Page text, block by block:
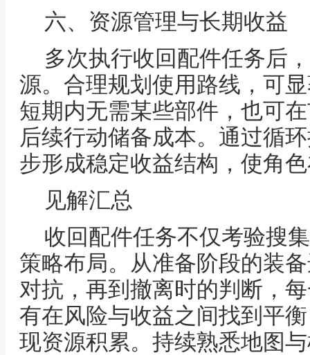
六、资源管理与长期收益
多次执行收回配件任务后
源。合理规划使用路线，可
短期内无需某些部件，也可
后续行动储备成本。通过循
步形成稳定收益结构，使角
见解汇总
收回配件任务不仅考验搜
策略布局。从准备阶段的装
对抗，再到撤离时的判断，
有在风险与收益之间找到平
现资源积累。持续熟悉地图